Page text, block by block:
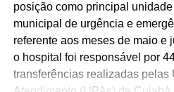
posição como principal
municipal de urgência e
referente aos meses de maio e
o hospital foi responsável por
transferências realizadas pelas